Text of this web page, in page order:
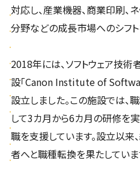
対応し、産業機器、商業印刷、
分野などの成長市場へのシフト
2018年には、ソフトウェア技
設「Canon Institute of
設立しました。この施設では
して3カ月から6カ月の研修を
職を支援しています。設立以来
者へと職種転換を果たしていま